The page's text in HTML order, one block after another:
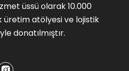
üssü olarak 10.000
üretim atölyesi ve lojistik
donatılmıştır.